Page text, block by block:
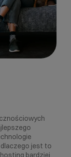
jest to
bardziej